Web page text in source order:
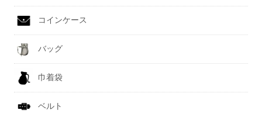
コインケース
バッグ
巾着袋
ベルト